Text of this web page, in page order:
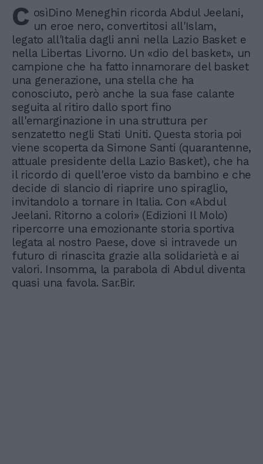
C osìDino Meneghin ricorda Abdul Jeelani,
un eroe nero, convertitosi all'Islam,
legato all'Italia dagli anni nella Lazio Basket e
nella Libertas Livorno. Un «dio del basket», un
campione che ha fatto innamorare del basket
una generazione, una stella che ha
conosciuto, però anche la sua fase calante
seguita al ritiro dallo sport fino
all'emarginazione in una struttura per
senzatetto negli Stati Uniti. Questa storia poi
viene scoperta da Simone Santi (quarantenne,
attuale presidente della Lazio Basket), che ha
il ricordo di quell'eroe visto da bambino e che
decide di slancio di riaprire uno spiraglio,
invitandolo a tornare in Italia. Con «Abdul
Jeelani. Ritorno a colori» (Edizioni Il Molo)
ripercorre una emozionante storia sportiva
legata al nostro Paese, dove si intravede un
futuro di rinascita grazie alla solidarietà e ai
valori. Insomma, la parabola di Abdul diventa
quasi una favola. Sar.Bir.